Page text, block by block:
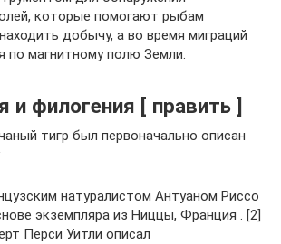
которые помогают рыбам
добычу, а во время миграций
по магнитному полю Земли.
и филогения [ править ]
тигр был первоначально описан
натуралистом Антуаном Риссо
экземпляра из Ниццы, Франция . [2]
Перси Уитли описал